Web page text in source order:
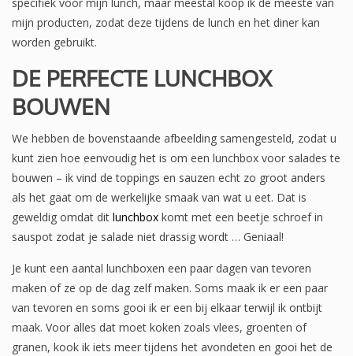
specifiek voor mijn lunch, maar meestal koop ik de meeste van
mijn producten, zodat deze tijdens de lunch en het diner kan
worden gebruikt.
DE PERFECTE LUNCHBOX
BOUWEN
We hebben de bovenstaande afbeelding samengesteld, zodat u
kunt zien hoe eenvoudig het is om een ​​lunchbox voor salades te
bouwen – ik vind de toppings en sauzen echt zo groot anders
als het gaat om de werkelijke smaak van wat u eet. Dat is
geweldig omdat dit lunchbox komt met een beetje schroef in
sauspot zodat je salade niet drassig wordt … Geniaal!
Je kunt een aantal lunchboxen een paar dagen van tevoren
maken of ze op de dag zelf maken. Soms maak ik er een paar
van tevoren en soms gooi ik er een bij elkaar terwijl ik ontbijt
maak. Voor alles dat moet koken zoals vlees, groenten of
granen, kook ik iets meer tijdens het avondeten en gooi het de